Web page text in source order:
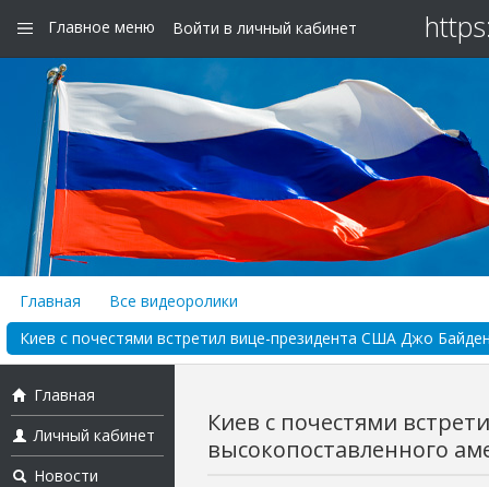
Главное меню Войти в личный кабинет
Главная
Все видеоролики
Киев с почестями встретил вице-президента США Джо
Главная
Личный кабинет
Новости
Киев с почестями
высокопоставленного